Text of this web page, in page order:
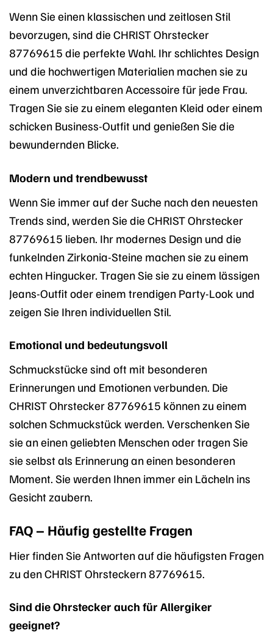
Wenn Sie einen klassischen und zeitlosen Stil
bevorzugen, sind die CHRIST Ohrstecker
87769615 die perfekte Wahl. Ihr schlichtes Design
und die hochwertigen Materialien machen sie zu
einem unverzichtbaren Accessoire für jede Frau.
Tragen Sie sie zu einem eleganten Kleid oder einem
schicken Business-Outfit und genießen Sie die
bewundernden Blicke.
Modern und trendbewusst
Wenn Sie immer auf der Suche nach den neuesten
Trends sind, werden Sie die CHRIST Ohrstecker
87769615 lieben. Ihr modernes Design und die
funkelnden Zirkonia-Steine machen sie zu einem
echten Hingucker. Tragen Sie sie zu einem lässigen
Jeans-Outfit oder einem trendigen Party-Look und
zeigen Sie Ihren individuellen Stil.
Emotional und bedeutungsvoll
Schmuckstücke sind oft mit besonderen
Erinnerungen und Emotionen verbunden. Die
CHRIST Ohrstecker 87769615 können zu einem
solchen Schmuckstück werden. Verschenken Sie
sie an einen geliebten Menschen oder tragen Sie
sie selbst als Erinnerung an einen besonderen
Moment. Sie werden Ihnen immer ein Lächeln ins
Gesicht zaubern.
FAQ – Häufig gestellte Fragen
Hier finden Sie Antworten auf die häufigsten Fragen
zu den CHRIST Ohrsteckern 87769615.
Sind die Ohrstecker auch für Allergiker
geeignet?